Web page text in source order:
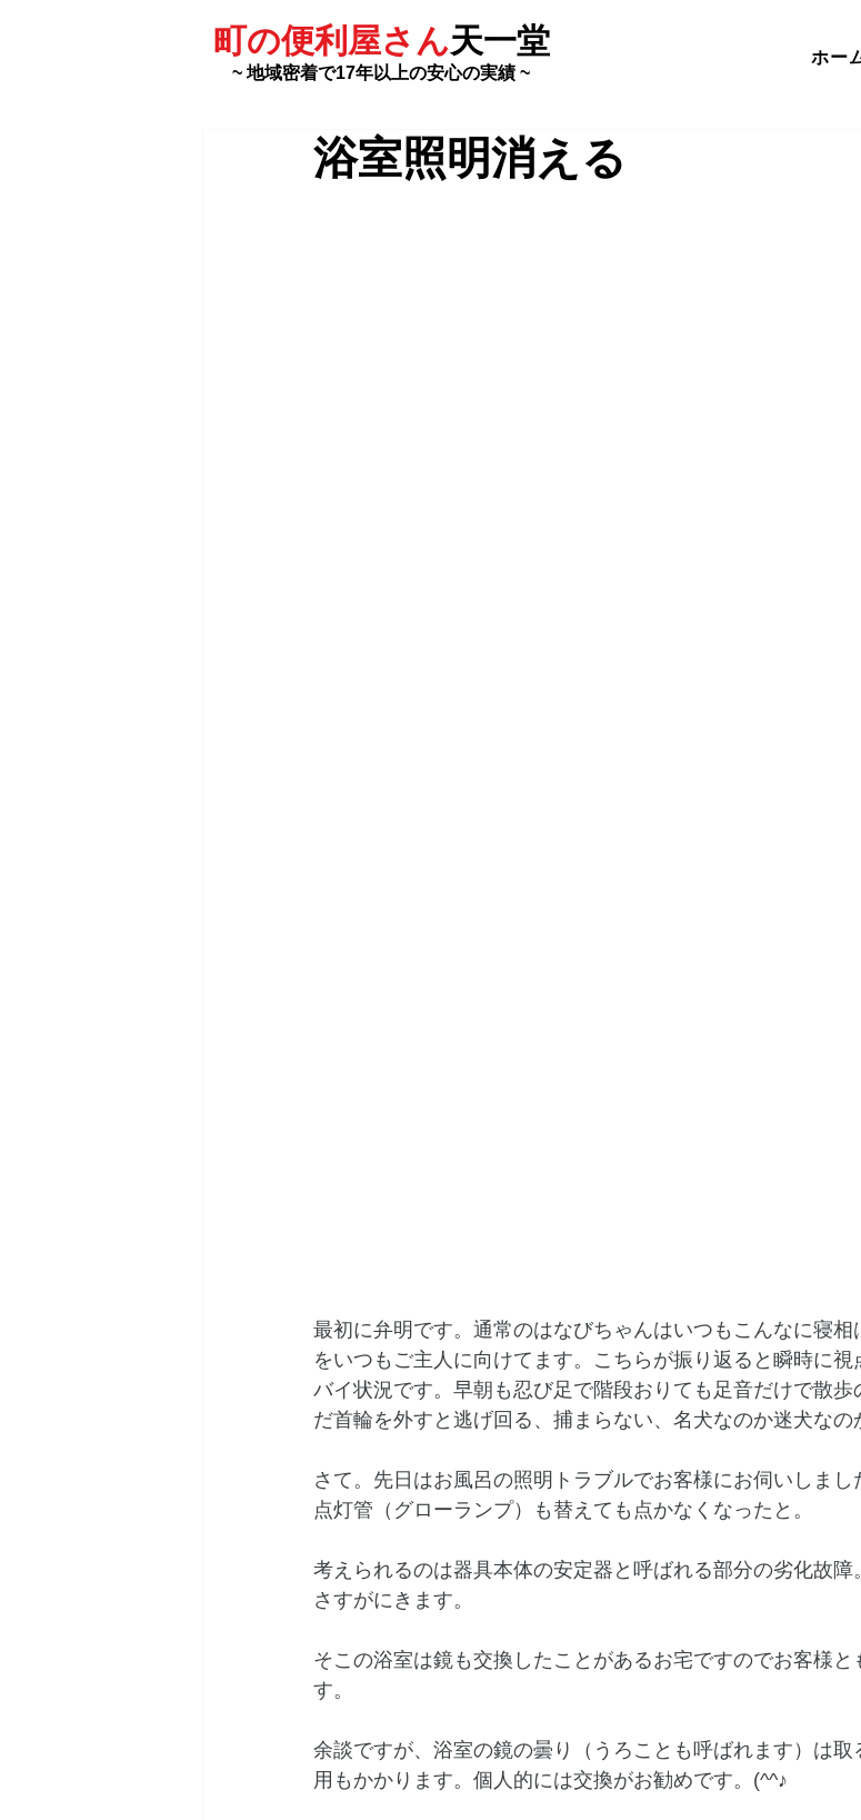
ホー
町の便利屋さん天一堂
~ 地域密着で17年以上の安心の実績 ~
浴室照明消える
最初に弁明です。通常のはなびちゃんはいつもこんなに寝
をいつもご主人に向けてます。こちらが振り返ると瞬時に
バイ状況です。早朝も忍び足で階段おりても足音だけで散
だ首輪を外すと逃げ回る、捕まらない、名犬なのか迷犬なの
さて。先日はお風呂の照明トラブルでお客様にお伺いしまし
点灯管（グローランプ）も替えても点かなくなったと。
考えられるのは器具本体の安定器と呼ばれる部分の劣化故
さすがにきます。
そこの浴室は鏡も交換したことがあるお宅ですのでお客様
す。
余談ですが、浴室の鏡の曇り（うろことも呼ばれます）は
用もかかります。個人的には交換がお勧めです。(^^♪